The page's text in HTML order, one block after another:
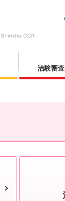
治験審